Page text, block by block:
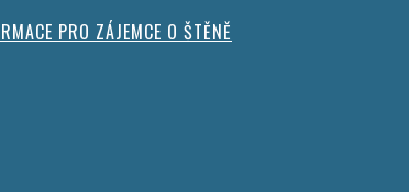
PRO ZÁJEMCE O ŠTĚNĚ